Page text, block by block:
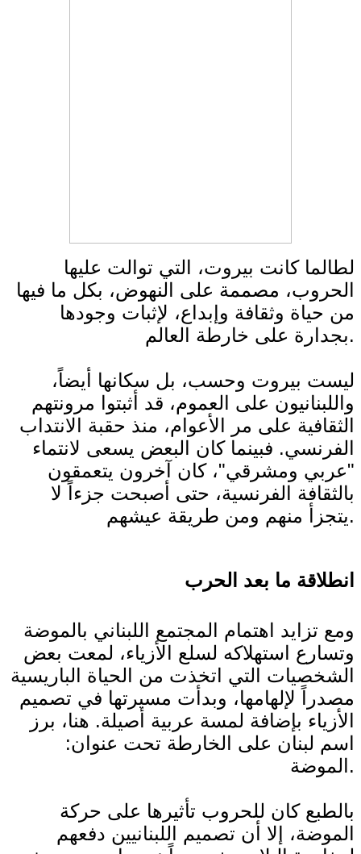
لطالما كانت بيروت، التي توالت عليها
الحروب، مصممة على النهوض، بكل ما فيها
من حياة وثقافة وإبداع، لإثبات وجودها
بجدارة على خارطة العالم.
ليست بيروت وحسب، بل سكانها أيضاً،
واللبنانيون على العموم، قد أثبتوا مرونتهم
الثقافية على مر الأعوام، منذ حقبة الانتداب
الفرنسي. فبينما كان البعض يسعى لانتماء
"عربي ومشرقي"، كان آخرون يتعمقون
بالثقافة الفرنسية، حتى أصبحت جزءاً لا
يتجزأ منهم ومن طريقة عيشهم.
انطلاقة ما بعد الحرب
ومع تزايد اهتمام المجتمع اللبناني بالموضة
وتسارع استهلاكه لسلع الأزياء، لمعت بعض
الشخصيات التي اتخذت من الحياة الباريسية
مصدراً لإلهامها، وبدأت مسيرتها في تصميم
الأزياء بإضافة لمسة عربية أصيلة. هنا، برز
اسم لبنان على الخارطة تحت عنوان:
الموضة.
بالطبع كان للحروب تأثيرها على حركة
الموضة، إلا أن تصميم اللبنانيين دفعهم